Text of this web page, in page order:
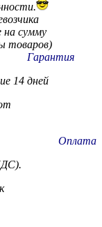
на сумму
товаров)
14 дней
Оплата